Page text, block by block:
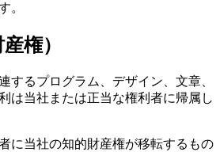
。
権）
するプログラム、デザイン、文章、
は当社または正当な権利者に帰属し
に当社の知的財産権が移転するもの